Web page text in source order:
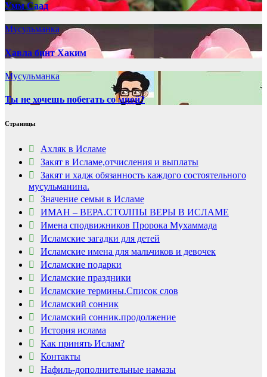
Умм Саад
Мусульманка
Хавла бинт Хаким
Мусульманка
Ты не хочешь побегать со мной?
Страницы
Ахляк в Исламе
Закят в Исламе,отчисления и выплаты
Закят и хадж обязанность каждого состоятельного
мусульманина.
Значение семьи в Исламе
ИМАН – ВЕРА.СТОЛПЫ ВЕРЫ В ИСЛАМЕ
Имена сподвижников Пророка Мухаммада
Исламские загадки для детей
Исламские имена для мальчиков и девочек
Исламские подарки
Исламские праздники
Исламские термины.Список слов
Исламский сонник
Исламский сонник.продолжение
История ислама
Как принять Ислам?
Контакты
Нафиль-дополнительные намазы